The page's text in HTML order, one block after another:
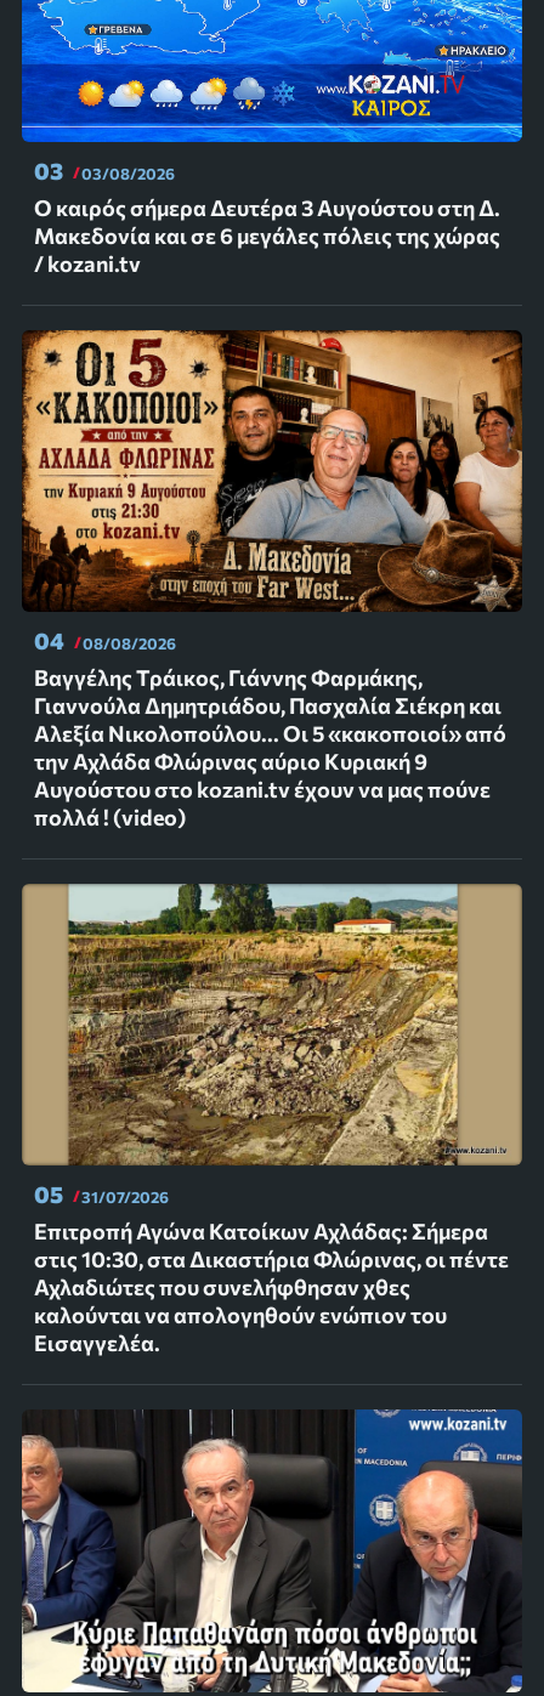
03 03/08/2026
Ο καιρός σήμερα Δευτέρα 3 Αυγούστου στη Δ.
Μακεδονία και σε 6 μεγάλες πόλεις της χώρας
/ kozani.tv
04 08/08/2026
Βαγγέλης Τράικος, Γιάννης Φαρμάκης,
Γιαννούλα Δημητριάδου, Πασχαλία Σιέκρη και
Αλεξία Νικολοπούλου... Οι 5 «κακοποιοί» από
την Αχλάδα Φλώρινας αύριο Κυριακή 9
Αυγούστου στο kozani.tv έχουν να μας πούνε
πολλά ! (video)
05 31/07/2026
Επιτροπή Αγώνα Κατοίκων Αχλάδας: Σήμερα
στις 10:30, στα Δικαστήρια Φλώρινας, οι πέντε
Αχλαδιώτες που συνελήφθησαν χθες
καλούνται να απολογηθούν ενώπιον του
Εισαγγελέα.